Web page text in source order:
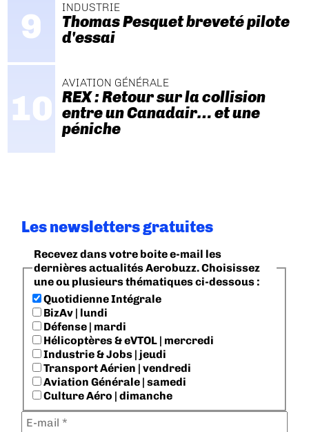
INDUSTRIE
Thomas Pesquet breveté pilote
d'essai
AVIATION GÉNÉRALE
REX : Retour sur la collision
entre un Canadair… et une
péniche
Les newsletters gratuites
Recevez dans votre boite e-mail les
dernières actualités Aerobuzz. Choisissez
une ou plusieurs thématiques ci-dessous :
Quotidienne Intégrale
BizAv | lundi
Défense | mardi
Hélicoptères & eVTOL | mercredi
Industrie & Jobs | jeudi
Transport Aérien | vendredi
Aviation Générale | samedi
Culture Aéro | dimanche